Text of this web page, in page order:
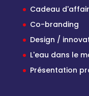
Cadeau
Co-branding
Design /
L'eau dans le
Présentation